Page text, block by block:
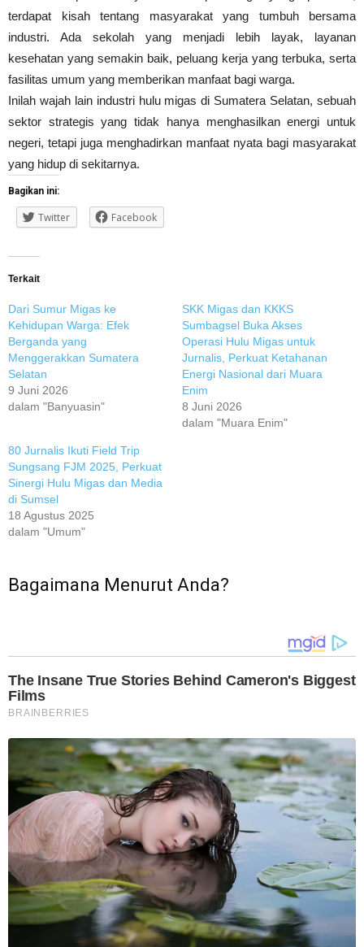
terdapat kisah tentang masyarakat yang tumbuh bersama
industri. Ada sekolah yang menjadi lebih layak, layanan
kesehatan yang semakin baik, peluang kerja yang terbuka, serta
fasilitas umum yang memberikan manfaat bagi warga.
Inilah wajah lain industri hulu migas di Sumatera Selatan, sebuah
sektor strategis yang tidak hanya menghasilkan energi untuk
negeri, tetapi juga menghadirkan manfaat nyata bagi masyarakat
yang hidup di sekitarnya.
Bagikan ini:
Twitter Facebook
Terkait
Dari Sumur Migas ke
Kehidupan Warga: Efek
Berganda yang
Menggerakkan Sumatera
Selatan
9 Juni 2026
dalam "Banyuasin"
SKK Migas dan KKKS
Sumbagsel Buka Akses
Operasi Hulu Migas untuk
Jurnalis, Perkuat Ketahanan
Energi Nasional dari Muara
Enim
8 Juni 2026
dalam "Muara Enim"
80 Jurnalis Ikuti Field Trip
Sungsang FJM 2025, Perkuat
Sinergi Hulu Migas dan Media
di Sumsel
18 Agustus 2025
dalam "Umum"
Bagaimana Menurut Anda?